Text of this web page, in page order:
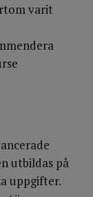
varit
utbildas på
uppgifter.